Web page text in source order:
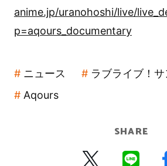
anime.jp/uranohoshi/live/
p=aqours_documentary
ニュース
ラブライブ！
Aqours
SHARE